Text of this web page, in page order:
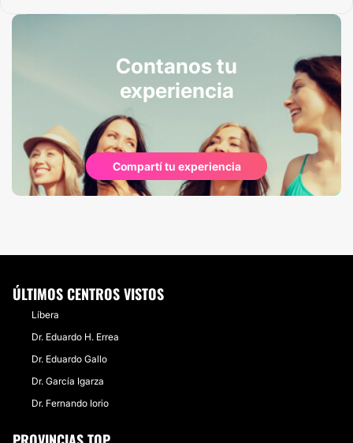
Contanos tu
experiencia
Compartí tu experiencia
ÚLTIMOS CENTROS VISTOS
Líbera
Dr. Eduardo H. Errea
Dr. Eduardo Gallo
Dr. García Igarza
Dr. Fernando Iorio